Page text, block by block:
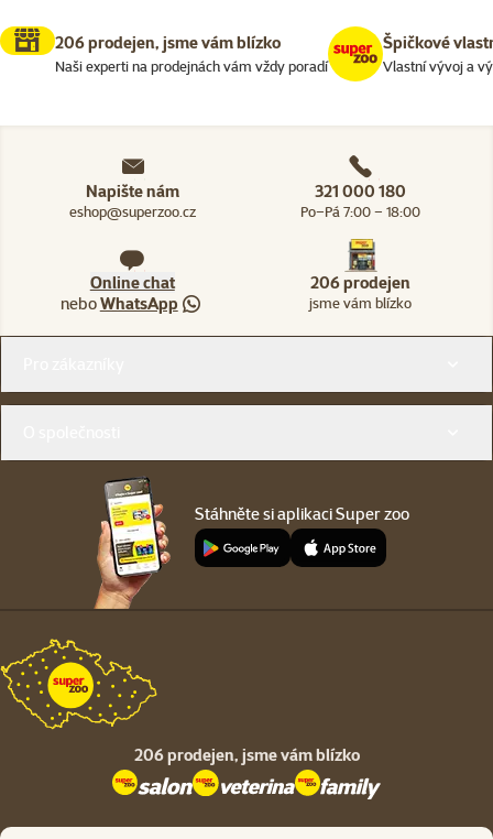
206 prodejen, jsme vám blízko
Naši experti na prodejnách vám vždy poradí
Špičkové
Vlastní vývoj a
Napište nám
eshop@superzoo.cz
321 000 180
Po–Pá 7:00 – 18:00
Online chat
neboWhatsApp
206 prodejen
jsme vám blízko
Stáhněte si aplikaci Super zoo
206 prodejen, jsme vám blízko